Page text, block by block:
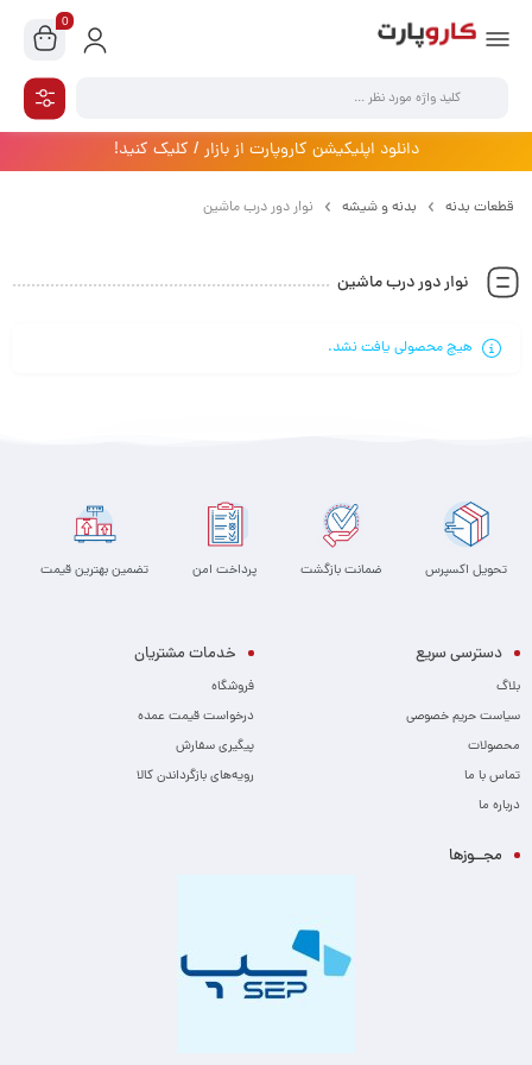
0
دانلود اپلیکیشن کاروپارت از بازار / کلیک کنید!
قطعات بدنه بدنه و شیشه نوار دور درب ماشین
نوار دور درب ماشین
هیچ محصولی یافت نشد.
تحویل اکسپرس ضمانت بازگشت پرداخت امن تضمین بهترین قیمت
دسترسی سریع
بلاگ
سیاست حریم خصوصی
محصولات
تماس با ما
درباره ما
خدمات مشتریان
فروشگاه
درخواست قیمت عمده
پیگیری سفارش
رویه‌های بازگرداندن کالا
مجــوزها